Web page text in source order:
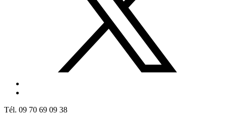
Tél. 09 70 69 09 38